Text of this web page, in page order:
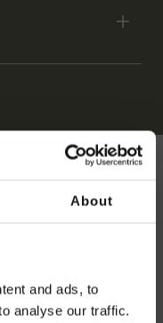
About
and ads, to
analyse our traffic.
hebt. Bel
die wij